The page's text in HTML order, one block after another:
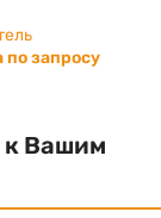
по запросу
к Вашим